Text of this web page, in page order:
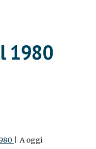
1980
| A oggi